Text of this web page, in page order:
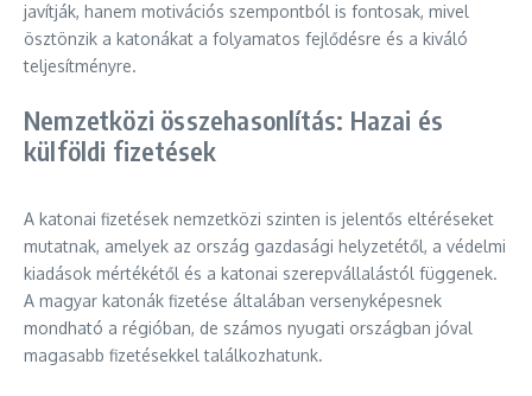
javítják, hanem motivációs szempontból is fontosak, mivel
ösztönzik a katonákat a folyamatos fejlődésre és a kiváló
teljesítményre.
Nemzetközi összehasonlítás: Hazai és
külföldi fizetések
A katonai fizetések nemzetközi szinten is jelentős eltéréseket
mutatnak, amelyek az ország gazdasági helyzetétől, a védelmi
kiadások mértékétől és a katonai szerepvállalástól függenek.
A magyar katonák fizetése általában versenyképesnek
mondható a régióban, de számos nyugati országban jóval
magasabb fizetésekkel találkozhatunk.